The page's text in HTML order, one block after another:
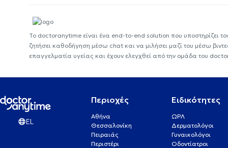
Το doctoranytime είναι ένα end-to-end solution που υποστηρίζει
ζητήσει καθοδήγηση μέσω chat και να μιλήσει μαζί του μέσω
επαγγελματία υγείας και έχουν ελεγχθεί από την ομάδα του
EL
Περιοχές
Αθήνα
Θεσσαλονίκη
Πειραιάς
Περιστέρι
Ειδικότητες
ΩΡΛ
Δερματολόγοι
Γυναικολόγοι
Οδοντίατροι